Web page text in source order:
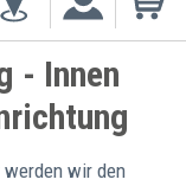
- Innen
wir den